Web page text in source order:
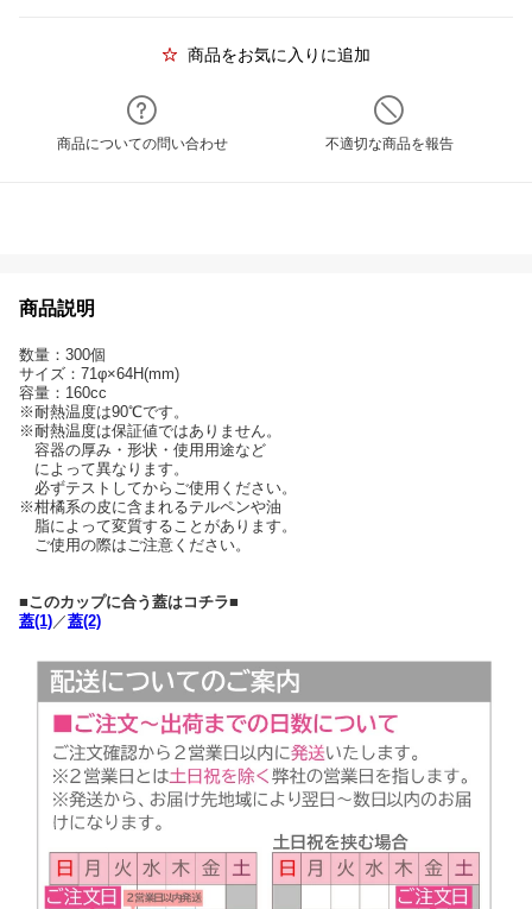
商品をお気に入りに追加
商品についての問い合わせ 不適切な商品を報告
商品説明
数量：300個
サイズ：71φ×64H(mm)
容量：160cc
※耐熱温度は90℃です。
※耐熱温度は保証値ではありません。
容器の厚み・形状・使用用途など
によって異なります。
必ずテストしてからご使用ください。
※柑橘系の皮に含まれるテルペンや油
脂によって変質することがあります。
ご使用の際はご注意ください。
■このカップに合う蓋はコチラ■
蓋(1)／蓋(2)